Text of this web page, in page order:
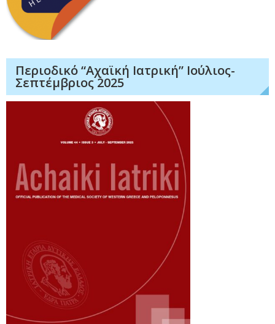
Περιοδικό “Αχαϊκή Ιατρική” Ιούλιος-
Σεπτέμβριος 2025